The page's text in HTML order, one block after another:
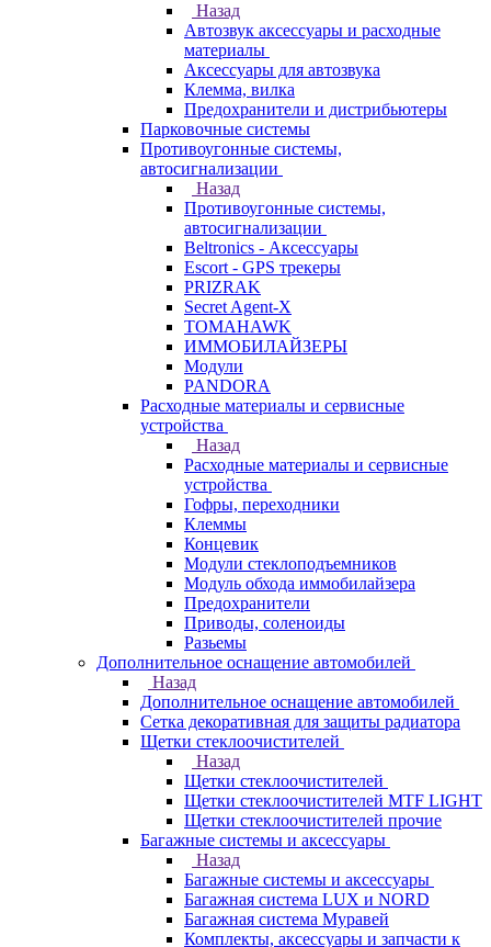
Назад
Автозвук аксессуары и расходные
материалы
Аксессуары для автозвука
Клемма, вилка
Предохранители и дистрибьютеры
Парковочные системы
Противоугонные системы,
автосигнализации
Назад
Противоугонные системы,
автосигнализации
Beltronics - Аксессуары
Escort - GPS трекеры
PRIZRAK
Secret Agent-X
TOMAHAWK
ИММОБИЛАЙЗЕРЫ
Модули
PANDORA
Расходные материалы и сервисные
устройства
Назад
Расходные материалы и сервисные
устройства
Гофры, переходники
Клеммы
Концевик
Модули стеклоподъемников
Модуль обхода иммобилайзера
Предохранители
Приводы, соленоиды
Разьемы
Дополнительное оснащение автомобилей
Назад
Дополнительное оснащение автомобилей
Сетка декоративная для защиты радиатора
Щетки стеклоочистителей
Назад
Щетки стеклоочистителей
Щетки стеклоочистителей MTF LIGHT
Щетки стеклоочистителей прочие
Багажные системы и аксессуары
Назад
Багажные системы и аксессуары
Багажная система LUX и NORD
Багажная система Муравей
Комплекты, аксессуары и запчасти к